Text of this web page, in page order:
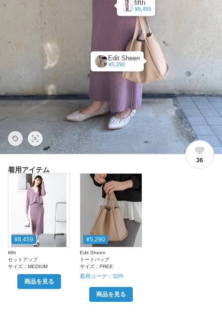
fifth
¥8,459
Edit Sheen
¥5,290
36
着用アイテム
¥8,459
fifth
セットアップ
サイズ： MEDIUM
商品を見る
¥5,290
Edit Sheen
トートバッグ
サイズ：FREE
着用コーデ：32件
商品を見る